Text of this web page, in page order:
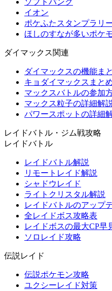
ソフトバンク
イオン
ポケふたスタンプラリ
ほしのすなが多いポケ
ダイマックス関連
ダイマックスの機能ま
キョダイマックスまと
マックスバトルの参加
マックス粒子の詳細解説
パワースポットの詳細
レイドバトル・ジム戦攻略
レイドバトル
レイドバトル解説
リモートレイド解説
シャドウレイド
ライトクリスタル解説
レイドバトルのアップ
全レイドボス攻略表
レイドボスの最大CP早
ソロレイド攻略
伝説レイド
伝説ポケモン攻略
ユクシーレイド対策